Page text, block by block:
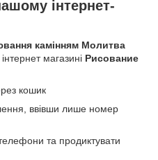
інтернет-
камінням Молитва
магазині Рисование
кошик
ввівши лише номер
та продиктувати